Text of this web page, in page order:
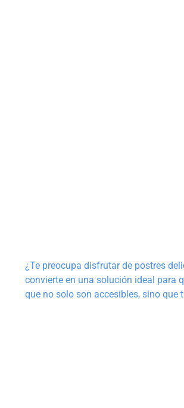
¿Te preocupa disfrutar de postres
convierte en una solución ideal para
que no solo son accesibles, sino que